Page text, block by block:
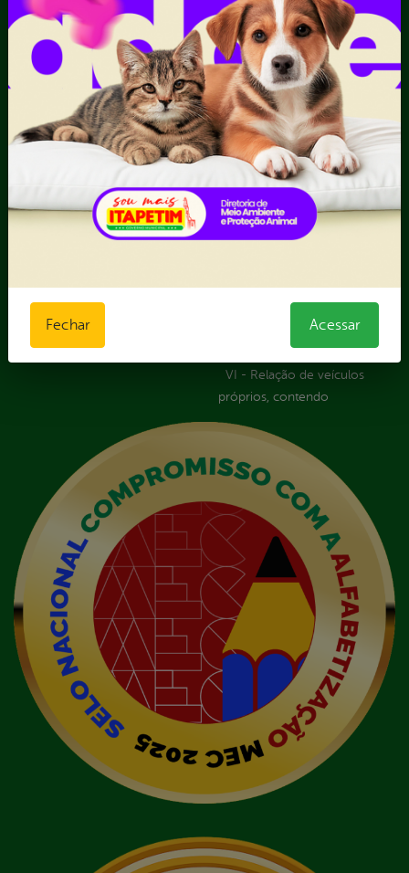
Competências da Ouvidoria
Dúvidas? Acesse o FAQ
Fazer uma Manifestação
Informações Importantes
Relatórios Anuais
Despesas
I - Anexo I - Ficha de
Registro de Fornecedor -
Forma Indireta
II - Anexo II - Ficha de
Registro de Fornecedor -
Forma direta
III - Anexo III - Planilha
Orçamentária das Rotas
IV - Rotas georreferenciadas
em execução
Termos Aditivos
V - Boletins de medição,
notas fiscais e comprovantes
VI - Relação de veículos
próprios, contendo
Fechar Acessar